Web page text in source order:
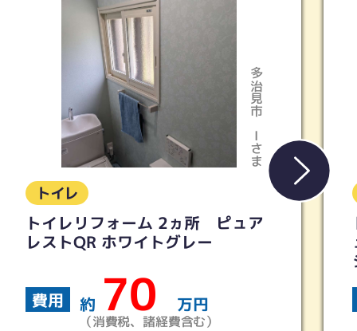
トイレ
イレリフォーム 2ヵ所 ピュア
ストQR ホワイトグレー
費用 約 70 万円
（消費税、諸経費含む）
ト
ュ
シ